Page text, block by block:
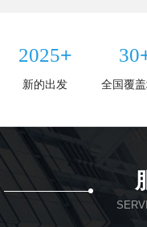
2025+
新的出发
30
全国覆